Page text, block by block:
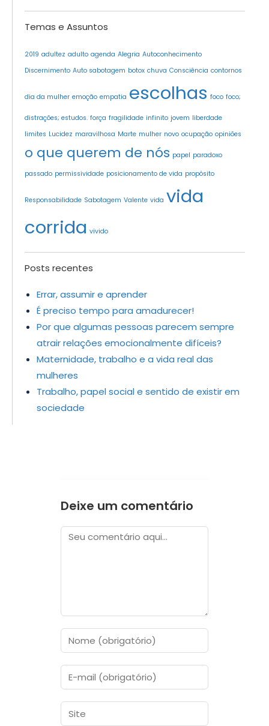
Temas e Assuntos
2019 adultez adulto agenda Alegria Autoconhecimento
Discernimento Auto sabotagem botox chuva Consciência contornos
dia da mulher emoção empatia escolhas foco foco;
distrações; estudos. força fragilidade infinito jovem liberdade
limites Lucidez maravilhosa Marte mulher novo ocupação opiniões
o que querem de nós papel paradoxo
passado permissividade posicionamento de vida propósito
Responsabilidade Sabotagem Valente vida vida
corrida vivido
Posts recentes
Errar, assumir e aprender
É preciso tempo para amadurecer!
Por que algumas pessoas parecem sempre
atrair relações emocionalmente difíceis?
Maternidade, trabalho e a vida real das
mulheres
Trabalho, papel social e sentido de existir em
sociedade
Deixe um comentário